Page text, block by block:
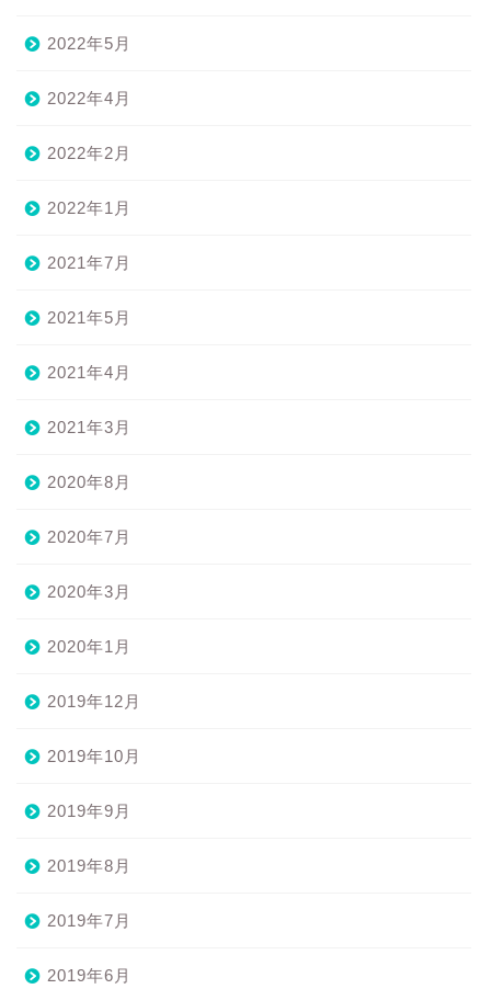
2022年5月
2022年4月
2022年2月
2022年1月
2021年7月
2021年5月
2021年4月
2021年3月
2020年8月
2020年7月
2020年3月
2020年1月
2019年12月
2019年10月
2019年9月
2019年8月
2019年7月
2019年6月